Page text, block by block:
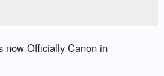
now Officially Canon in